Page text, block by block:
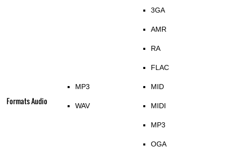
Formats Audio
MP3
WAV
3GA
AMR
RA
FLAC
MID
MIDI
MP3
OGA